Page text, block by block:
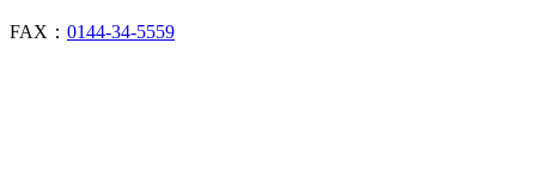
FAX： 0144-34-5559